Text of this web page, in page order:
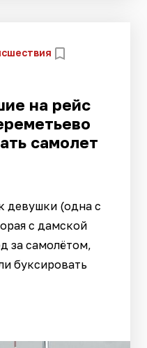
на рейс
самолет
девушки (одна с
с дамской
за самолётом,
буксировать